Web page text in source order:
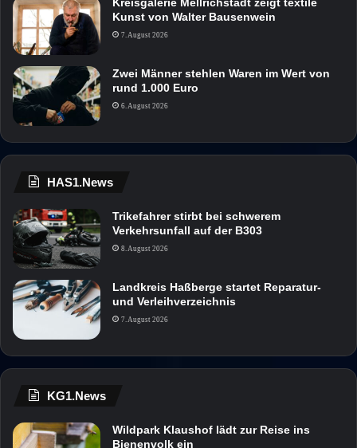
Kunst von Walter Bausenwein
7. August 2026
Zwei Männer stehlen Waren im Wert von
rund 1.000 Euro
6. August 2026
HAS1.News
Trikefahrer stirbt bei schwerem
Verkehrsunfall auf der B303
8. August 2026
Landkreis Haßberge startet Reparatur-
und Verleihverzeichnis
7. August 2026
KG1.News
Wildpark Klaushof lädt zur Reise ins
Bienenvolk ein